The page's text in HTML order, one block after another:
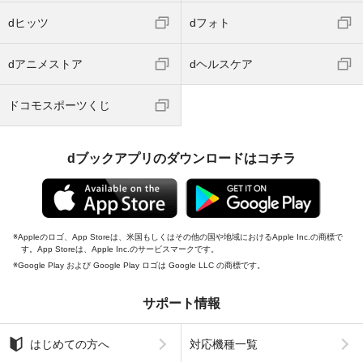
dヒッツ dフォト
dアニメストア dヘルスケア
ドコモスポーツくじ
dブックアプリのダウンロードはコチラ
Appleのロゴ、App Storeは、米国もしくはその他の国や地域におけるApple Inc.の商標で
す。App Storeは、Apple Inc.のサービスマークです。
Google Play および Google Play ロゴは Google LLC の商標です。
サポート情報
はじめての方へ 対応機種一覧